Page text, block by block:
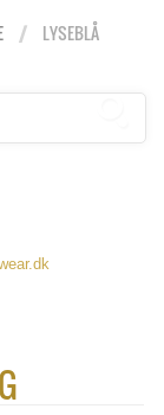
LYSEBLÅ